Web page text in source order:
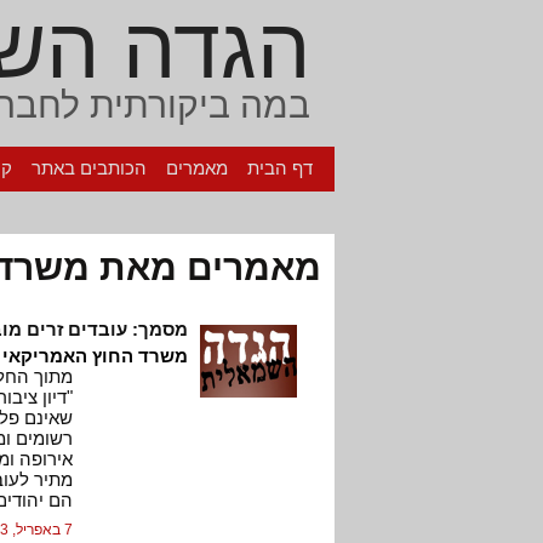
הגדה
במה ביקורתית
דף הבית מאמרים הכותבים באתר
מאמרים מאת
מסמך: עובדים זרים
משרד החוץ האמריקאי
"דיון
רשומים
אירופה
מתיר
הם
7 באפריל, 2003